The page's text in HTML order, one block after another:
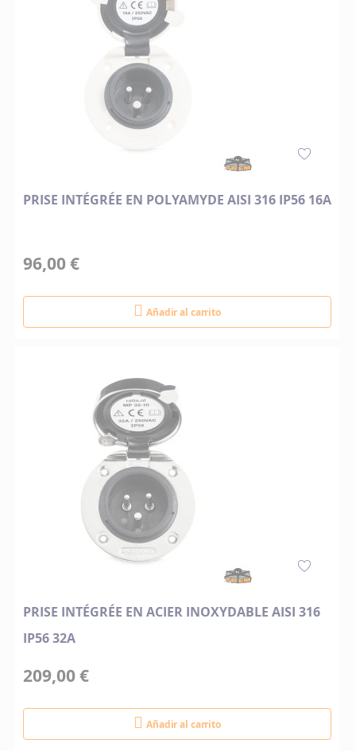
PRISE INTÉGRÉE EN POLYAMYDE AISI 316 IP56 16A
96,00 €
Añadir al carrito
PRISE INTÉGRÉE EN ACIER INOXYDABLE AISI 316
IP56 32A
209,00 €
Añadir al carrito